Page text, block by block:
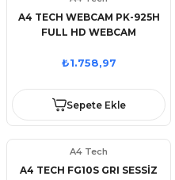
A4 TECH WEBCAM PK-925H
FULL HD WEBCAM
₺1.758,97
Sepete Ekle
A4 Tech
A4 TECH FG10S GRI SESSİZ